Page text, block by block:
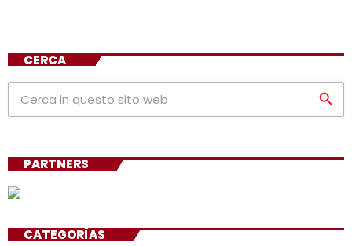
CERCA
search
PARTNERS
CATEGORÍAS